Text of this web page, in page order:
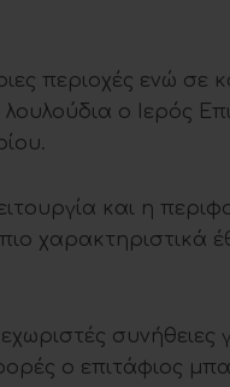
περιοχές ενώ σε
ο Ιερός
και η
χαρακτηριστικά
συνήθειες
ο επιτάφιος